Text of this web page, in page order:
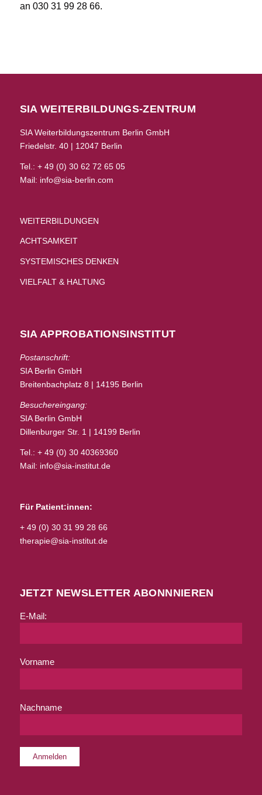
an 030 31 99 28 66.
SIA WEITERBILDUNGS-ZENTRUM
SIA Weiterbildungszentrum Berlin GmbH
Friedelstr. 40 | 12047 Berlin
Tel.: + 49 (0) 30 62 72 65 05
Mail: info@sia-berlin.com
WEITERBILDUNGEN
ACHTSAMKEIT
SYSTEMISCHES DENKEN
VIELFALT & HALTUNG
SIA APPROBATIONSINSTITUT
Postanschrift:
SIA Berlin GmbH
Breitenbachplatz 8 | 14195 Berlin
Besuchereingang:
SIA Berlin GmbH
Dillenburger Str. 1 | 14199 Berlin
Tel.: + 49 (0) 30 40369360
Mail: info@sia-institut.de
Für Patient:innen:
+ 49 (0) 30 31 99 28 66
therapie@sia-institut.de
JETZT NEWSLETTER ABONNNIEREN
E-Mail:
Vorname
Nachname